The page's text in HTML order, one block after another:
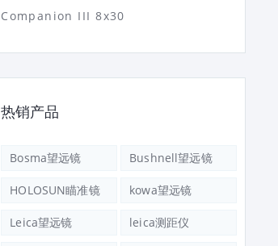
Companion III 8x30
热销产品
Bosma望远镜 Bushnell望远镜
HOLOSUN瞄准镜 kowa望远镜
Leica望远镜 leica测距仪